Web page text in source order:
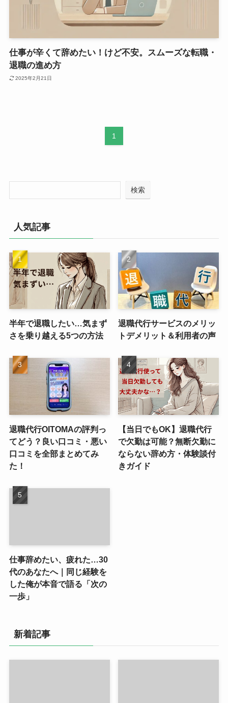
仕事が辛くて辞めたい！けど不安。スムーズな転職・
退職の進め方
2025年2月21日
1
検索
人気記事
半年で退職したい…気まず
さを乗り越える5つの方法
退職代行サービスのメリッ
トデメリット＆利用者の声
退職代行OITOMAの評判っ
てどう？良い口コミ・悪い
口コミを全部まとめてみ
た！
【当日でもOK】退職代行
で欠勤は可能？無断欠勤に
ならない辞め方・体験談付
きガイド
仕事辞めたい、疲れた…30
代のあなたへ｜同じ経験を
した俺が本音で語る「次の
一歩」
新着記事